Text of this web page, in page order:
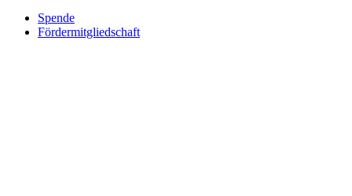
Spende
Fördermitgliedschaft